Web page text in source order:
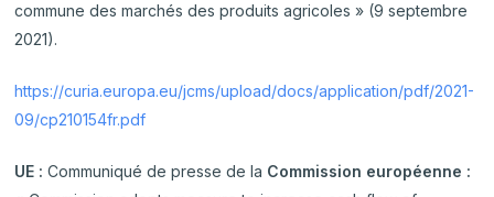
commune des marchés des produits agricoles » (9 septembre
2021).
https://curia.europa.eu/jcms/upload/docs/application/pdf/2021-
09/cp210154fr.pdf
UE :Communiqué de presse de la Commission européenne :